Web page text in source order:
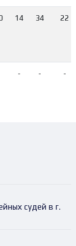
14 34 22
- - -
судей в г.